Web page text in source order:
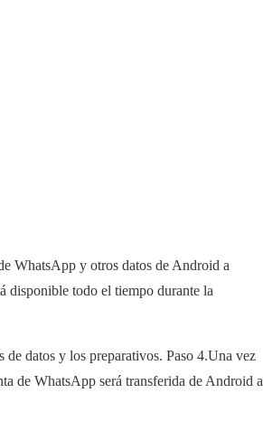
WhatsApp y otros datos de Android a
disponible todo el tiempo durante la
de datos y los preparativos. Paso 4.Una vez
de WhatsApp será transferida de Android a